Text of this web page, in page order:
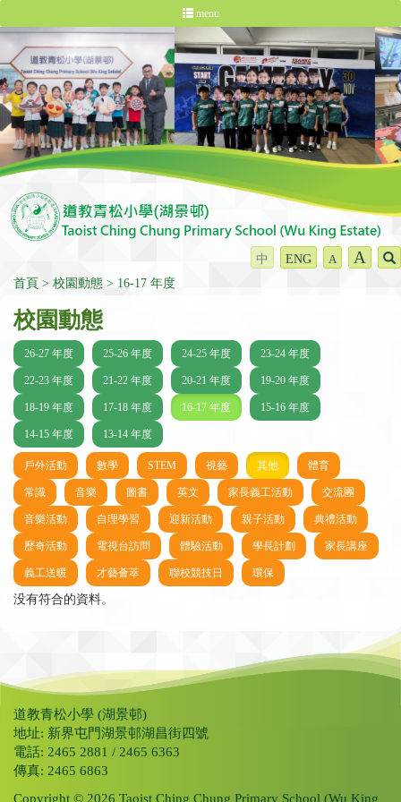
menu
中 ENG A A
首頁 校園動態 16-17 年度
校園動態
26-27 年度 25-26 年度 24-25 年度 23-24 年度
22-23 年度 21-22 年度 20-21 年度 19-20 年度
18-19 年度 17-18 年度 16-17 年度 15-16 年度
14-15 年度 13-14 年度
戶外活動 數學 STEM 視藝 其他 體育
常識 音樂 圖書 英文 家長義工活動 交流團
音樂活動 自理學習 迎新活動 親子活動 典禮活動
歷奇活動 電視台訪問 體驗活動 學長計劃 家長講座
義工送暖 才藝薈萃 聯校競技日 環保
没有符合的資料。
道教青松小學 (湖景邨)
地址: 新界屯門湖景邨湖昌街四號
電話: 2465 2881 / 2465 6363
傳真: 2465 6863
Copyright © 2026 Taoist Ching Chung Primary School (Wu King